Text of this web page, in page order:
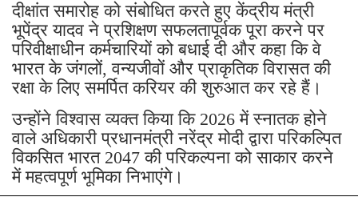
दीक्षांत समारोह को संबोधित करते हुए केंद्रीय मंत्री
भूपेंद्र यादव ने प्रशिक्षण सफलतापूर्वक पूरा करने पर
परिवीक्षाधीन कर्मचारियों को बधाई दी और कहा कि वे
भारत के जंगलों, वन्यजीवों और प्राकृतिक विरासत की
रक्षा के लिए समर्पित करियर की शुरुआत कर रहे हैं।
उन्होंने विश्वास व्यक्त किया कि 2026 में स्नातक होने
वाले अधिकारी प्रधानमंत्री नरेंद्र मोदी द्वारा परिकल्पित
विकसित भारत 2047 की परिकल्पना को साकार करने
में महत्वपूर्ण भूमिका निभाएंगे।